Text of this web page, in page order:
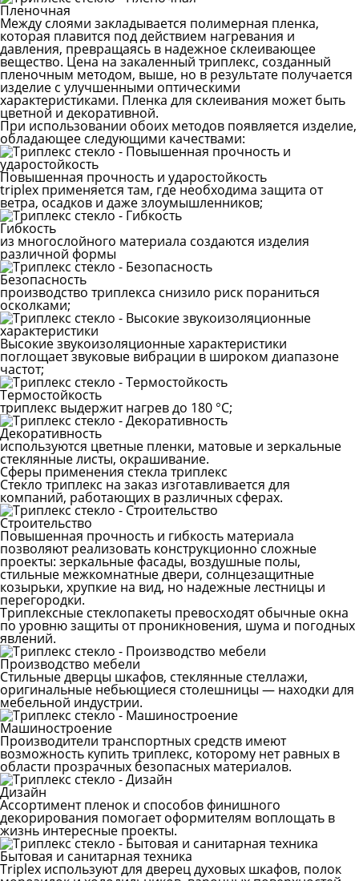
Пленочная
Между слоями закладывается полимерная пленка,
которая плавится под действием нагревания и
давления, превращаясь в надежное склеивающее
вещество. Цена на закаленный триплекс, созданный
пленочным методом, выше, но в результате получается
изделие с улучшенными оптическими
характеристиками. Пленка для склеивания может быть
цветной и декоративной.
При использовании обоих методов появляется изделие,
обладающее следующими качествами:
Повышенная прочность и ударостойкость
triplex применяется там, где необходима защита от
ветра, осадков и даже злоумышленников;
Гибкость
из многослойного материала создаются изделия
различной формы
Безопасность
производство триплекса снизило риск пораниться
осколками;
Высокие звукоизоляционные характеристики
поглощает звуковые вибрации в широком диапазоне
частот;
Термостойкость
триплекс выдержит нагрев до 180 °C;
Декоративность
используются цветные пленки, матовые и зеркальные
стеклянные листы, окрашивание.
Сферы применения стекла триплекс
Стекло триплекс на заказ изготавливается для
компаний, работающих в различных сферах.
Строительство
Повышенная прочность и гибкость материала
позволяют реализовать конструкционно сложные
проекты: зеркальные фасады, воздушные полы,
стильные межкомнатные двери, солнцезащитные
козырьки, хрупкие на вид, но надежные лестницы и
перегородки.
Триплексные стеклопакеты превосходят обычные окна
по уровню защиты от проникновения, шума и погодных
явлений.
Производство мебели
Стильные дверцы шкафов, стеклянные стеллажи,
оригинальные небьющиеся столешницы — находки для
мебельной индустрии.
Машиностроение
Производители транспортных средств имеют
возможность купить триплекс, которому нет равных в
области прозрачных безопасных материалов.
Дизайн
Ассортимент пленок и способов финишного
декорирования помогает оформителям воплощать в
жизнь интересные проекты.
Бытовая и санитарная техника
Triplex используют для дверец духовых шкафов, полок